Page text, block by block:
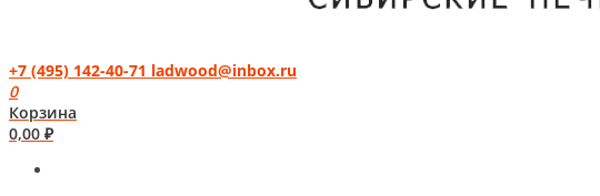
+7 (495) 142-40-71 ladwood@inbox.ru
0
Корзина
0,00 ₽